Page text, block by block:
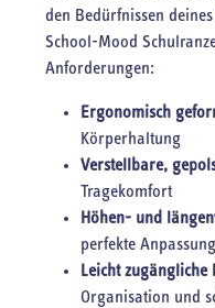
den Bedürfnissen
School-Mood
Anforderungen:
Ergonomisch
Körperhaltung
Verstellbare,
Tragekomfort
Höhen- und
perfekte Anpassung
Leicht zugängliche
Organisation und